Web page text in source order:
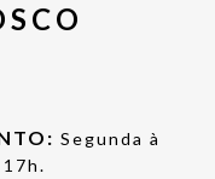
Segunda à